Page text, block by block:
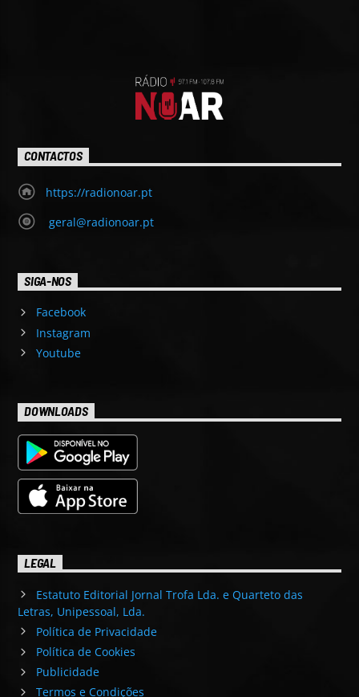
CONTACTOS
https://radionoar.pt
geral@radionoar.pt
SIGA-NOS
Facebook
Instagram
Youtube
DOWNLOADS
LEGAL
Estatuto Editorial Jornal Trofa Lda. e Quarteto das
Letras, Unipessoal, Lda.
Política de Privacidade
Política de Cookies
Publicidade
Termos e Condições